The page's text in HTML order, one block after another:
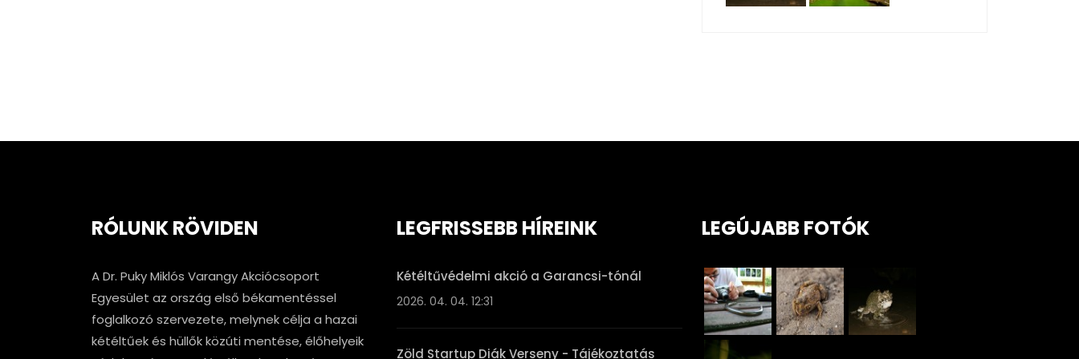
RÓLUNK RÖVIDEN
A Dr. Puky Miklós Varangy Akciócsoport
Egyesület az ország első békamentéssel
foglalkozó szervezete, melynek célja a hazai
kétéltűek és hüllők közúti mentése, élőhelyeik
LEGFRISSEBB HÍREINK
Kétéltűvédelmi akció a Garancsi-tónál
2026. 04. 04. 12:31
Zöld Startup Diák Verseny - Tájékoztatás
LEGÚJABB FOTÓK